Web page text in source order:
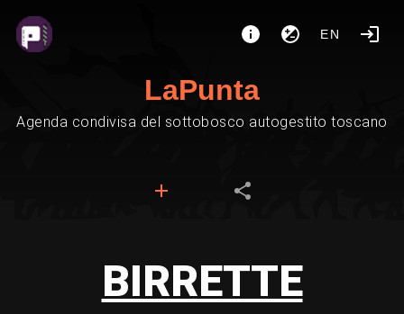
EN
LaPunta
Agenda condivisa del sottobosco autogestito toscano
BIRRETTE